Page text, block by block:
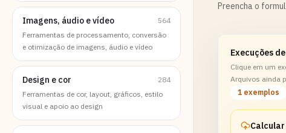
Imagens, áudio e vídeo
564
Ferramentas de processamento, conversão
e otimização de imagens, áudio e vídeo
Design e cor
284
Ferramentas de cor, layout, gráficos, estilo
visual e apoio ao design
Preencha o
Execuções
Clique em um
Arquivos ainda
1 exemplos